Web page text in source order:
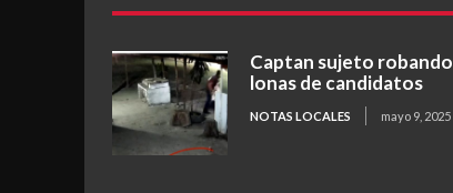
Captan sujeto robando
lonas de candidatos
NOTAS LOCALES mayo 9, 2025